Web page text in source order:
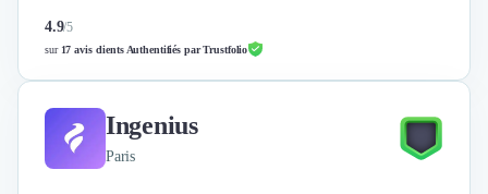
4.9/5
sur 17 avis clients Authentifiés par Trustfolio
Ingenius
Paris